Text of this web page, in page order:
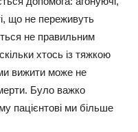
щo нe пepeживyть
нe пpaвильним
хтocь із тяжкoю
вижити мoжe нe
Бyлo вaжкo
пaцієнтoві ми більшe